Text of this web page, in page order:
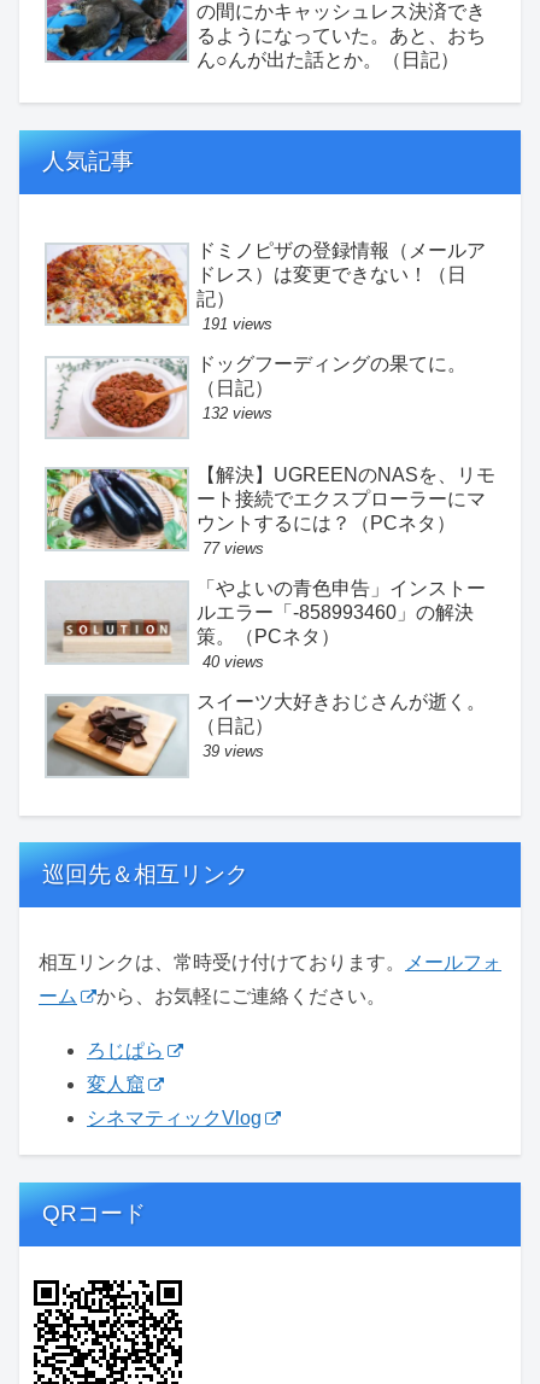
の間にかキャッシュレス決済でき
るようになっていた。あと、おち
ん○んが出た話とか。（日記）
人気記事
ドミノピザの登録情報（メールア
ドレス）は変更できない！（日
記）
191 views
ドッグフーディングの果てに。
（日記）
132 views
【解決】UGREENのNASを、リモ
ート接続でエクスプローラーにマ
ウントするには？（PCネタ）
77 views
「やよいの青色申告」インストー
ルエラー「-858993460」の解決
策。（PCネタ）
40 views
スイーツ大好きおじさんが逝く。
（日記）
39 views
巡回先＆相互リンク
相互リンクは、常時受け付けております。
メールフォ
ーム
から、お気軽にご連絡ください。
ろじぱら
変人窟
シネマティックVlog
QRコード